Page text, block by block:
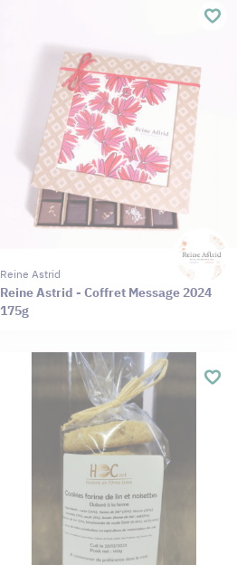
Reine Astrid
Reine Astrid - Coffret Message 2024
175g